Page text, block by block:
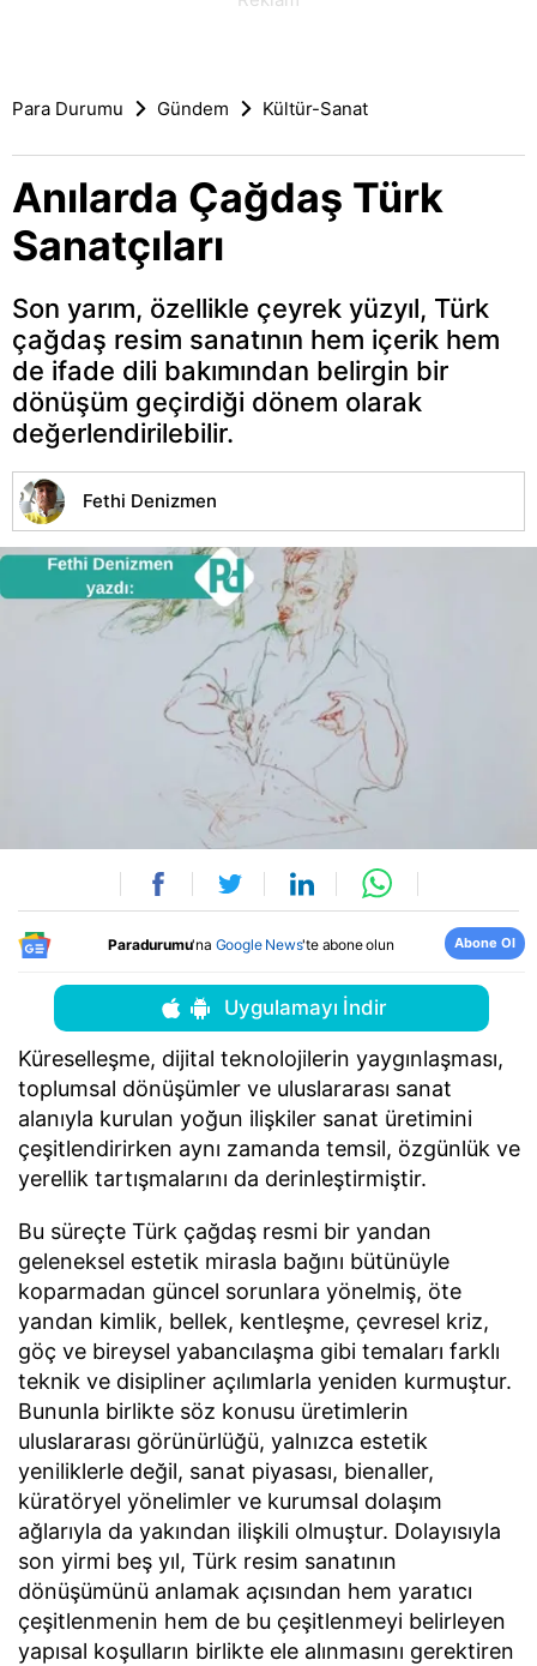
Para Durumu Gündem Kültür-Sanat
Anılarda Çağdaş Türk
Sanatçıları
Son yarım, özellikle çeyrek yüzyıl, Türk
çağdaş resim sanatının hem içerik hem
de ifade dili bakımından belirgin bir
dönüşüm geçirdiği dönem olarak
değerlendirilebilir.
Fethi Denizmen
Paradurumu'na Google News'te abone olun Abone Ol
Uygulamayı İndir
Küreselleşme, dijital teknolojilerin yaygınlaşması,
toplumsal dönüşümler ve uluslararası sanat
alanıyla kurulan yoğun ilişkiler sanat üretimini
çeşitlendirirken aynı zamanda temsil, özgünlük ve
yerellik tartışmalarını da derinleştirmiştir.
Bu süreçte Türk çağdaş resmi bir yandan
geleneksel estetik mirasla bağını bütünüyle
koparmadan güncel sorunlara yönelmiş, öte
yandan kimlik, bellek, kentleşme, çevresel kriz,
göç ve bireysel yabancılaşma gibi temaları farklı
teknik ve disipliner açılımlarla yeniden kurmuştur.
Bununla birlikte söz konusu üretimlerin
uluslararası görünürlüğü, yalnızca estetik
yeniliklerle değil, sanat piyasası, bienaller,
küratöryel yönelimler ve kurumsal dolaşım
ağlarıyla da yakından ilişkili olmuştur. Dolayısıyla
son yirmi beş yıl, Türk resim sanatının
dönüşümünü anlamak açısından hem yaratıcı
çeşitlenmenin hem de bu çeşitlenmeyi belirleyen
yapısal koşulların birlikte ele alınmasını gerektiren